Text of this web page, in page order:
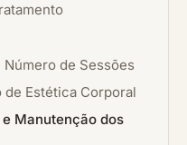
de Sessões
Estética Corporal
Manutenção dos